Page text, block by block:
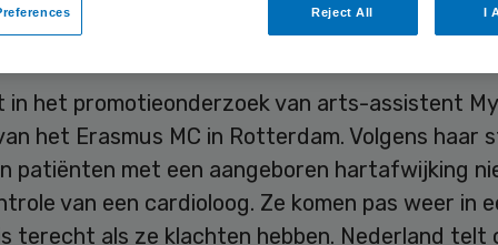
kunnen problemen eerder worden
in het promotieonderzoek van arts-assistent
het Erasmus MC in Rotterdam. Volgens haar
patiënten met een aangeboren hartafwijking
van een cardioloog. Ze komen pas weer in
terecht als ze klachten hebben. Nederland telt
Reject All I